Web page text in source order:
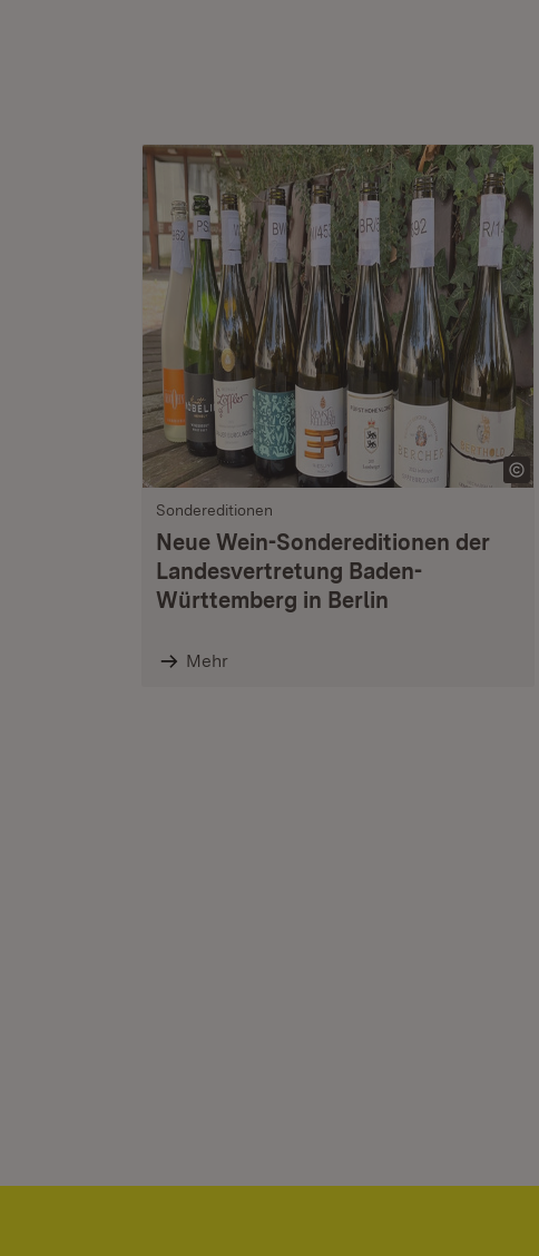
Sondereditionen
Neue Wein-Sondereditionen der
Landesvertretung Baden-
Württemberg in Berlin
Mehr